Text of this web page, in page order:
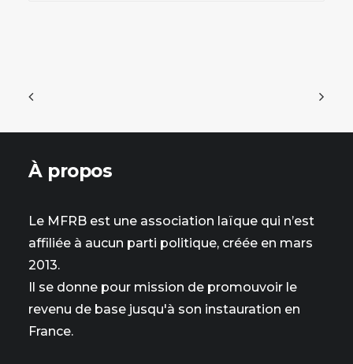
À propos
Le MFRB est une association laïque qui n’est
affiliée à aucun parti politique, créée en mars
2013.
Il se donne pour mission de promouvoir le
revenu de base jusqu'à son instauration en
France.